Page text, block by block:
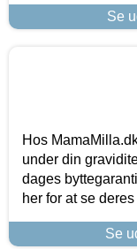
Se
Hos
under din
dages
her for at se
Se